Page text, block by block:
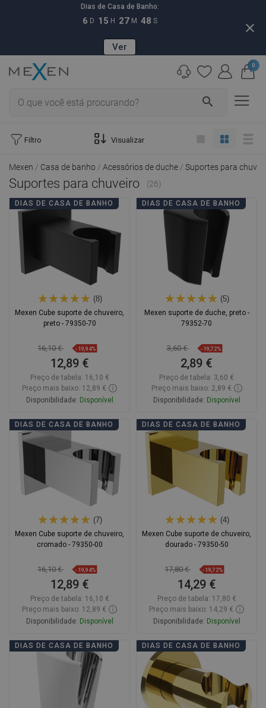
Dias de Casa de Banho:
6 D 15 H 27 M 47 S
Ver
close
search
0
Filtro Visualizar
Mexen Casa de banho Acessórios de duche Suportes para
Suportes para chuveiro (26)
DIAS DE CASA DE BANHO
(8)
Mexen Cube suporte de chuveiro,
preto - 79350-70
16,10 € -19,94%
12,89 €
Preço de tabela: 16,10 €
Preço mais baixo: 12,89 €
Disponibilidade: Disponível
Adicionar
favorite_border Favoritos
Comparar
DIAS DE CASA DE BANHO
(5)
Mexen suporte de duche, preto -
79352-70
3,60 € -19,72%
2,89 €
Preço de tabela: 3,60 €
Preço mais baixo: 2,89 €
Disponibilidade: Disponível
Adicionar
favorite_border Favoritos
Comparar
DIAS DE CASA DE BANHO
(7)
Mexen Cube suporte de chuveiro,
cromado - 79350-00
16,10 € -19,94%
12,89 €
Preço de tabela: 16,10 €
Preço mais baixo: 12,89 €
Disponibilidade: Disponível
Adicionar
favorite_border Favoritos
DIAS DE CASA DE BANHO
(4)
Mexen Cube suporte de chuveiro,
dourado - 79350-50
17,80 € -19,72%
14,29 €
Preço de tabela: 17,80 €
Preço mais baixo: 14,29 €
Disponibilidade: Disponível
Adicionar
Comparar
DIAS DE CASA DE BANHO DIAS DE CASA DE BANHO